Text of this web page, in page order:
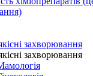
захворювання
захворювання